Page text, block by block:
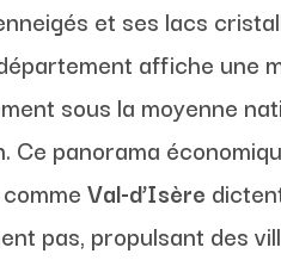
et ses lacs
affiche une
sous la moyenne
panorama
commeVal-d’Isère
pas, propulsant des